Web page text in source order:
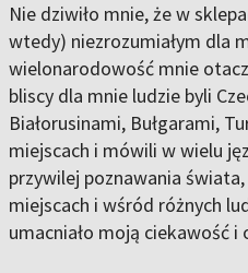
Nie dziwiło mnie, że w
wtedy) niezrozumiałym dla
wielonarodowość mnie
bliscy dla mnie ludzie byli
Białorusinami, Bułgarami,
miejscach i mówili w wielu
przywilej poznawania
miejscach i wśród różnych
umacniało moją ciekawość